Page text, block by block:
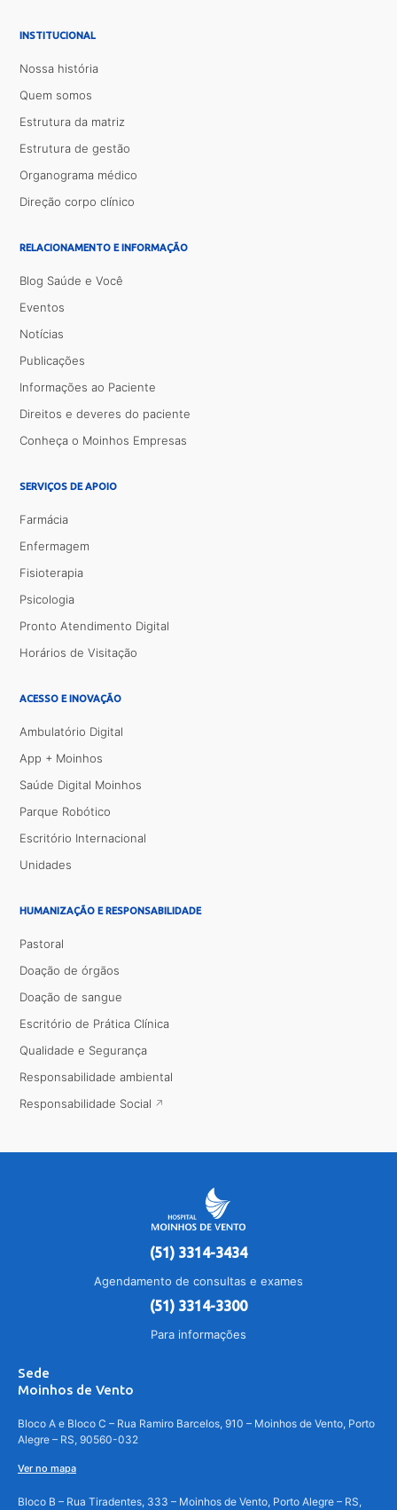
INSTITUCIONAL
Nossa história
Quem somos
Estrutura da matriz
Estrutura de gestão
Organograma médico
Direção corpo clínico
RELACIONAMENTO E INFORMAÇÃO
Blog Saúde e Você
Eventos
Notícias
Publicações
Informações ao Paciente
Direitos e deveres do paciente
Conheça o Moinhos Empresas
SERVIÇOS DE APOIO
Farmácia
Enfermagem
Fisioterapia
Psicologia
Pronto Atendimento Digital
Horários de Visitação
ACESSO E INOVAÇÃO
Ambulatório Digital
App + Moinhos
Saúde Digital Moinhos
Parque Robótico
Escritório Internacional
Unidades
HUMANIZAÇÃO E RESPONSABILIDADE
Pastoral
Doação de órgãos
Doação de sangue
Escritório de Prática Clínica
Qualidade e Segurança
Responsabilidade ambiental
Responsabilidade Social
(51) 3314-3434
Agendamento de consultas e exames
(51) 3314-3300
Para informações
Sede
Moinhos de Vento
Bloco A e Bloco C – Rua Ramiro Barcelos, 910 – Moinhos de Vento, Porto
Alegre – RS, 90560-032
Ver no mapa
Bloco B – Rua Tiradentes, 333 – Moinhos de Vento, Porto Alegre – RS,